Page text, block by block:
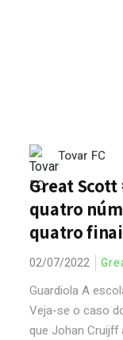
Tovar FC
Great
quatro
quatro
02/07/2022
Guardiola A
Veja-se o caso
que Johan Cruijff